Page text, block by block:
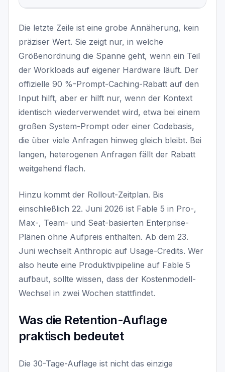
Die letzte Zeile ist eine grobe Annäherung, kein
präziser Wert. Sie zeigt nur, in welche
Größenordnung die Spanne geht, wenn ein Teil
der Workloads auf eigener Hardware läuft. Der
offizielle 90 %-Prompt-Caching-Rabatt auf den
Input hilft, aber er hilft nur, wenn der Kontext
identisch wiederverwendet wird, etwa bei einem
großen System-Prompt oder einer Codebasis,
die über viele Anfragen hinweg gleich bleibt. Bei
langen, heterogenen Anfragen fällt der Rabatt
weitgehend flach.
Hinzu kommt der Rollout-Zeitplan. Bis
einschließlich 22. Juni 2026 ist Fable 5 in Pro-,
Max-, Team- und Seat-basierten Enterprise-
Plänen ohne Aufpreis enthalten. Ab dem 23.
Juni wechselt Anthropic auf Usage-Credits. Wer
also heute eine Produktivpipeline auf Fable 5
aufbaut, sollte wissen, dass der Kostenmodell-
Wechsel in zwei Wochen stattfindet.
Was die Retention-Auflage
praktisch bedeutet
Die 30-Tage-Auflage ist nicht das einzige